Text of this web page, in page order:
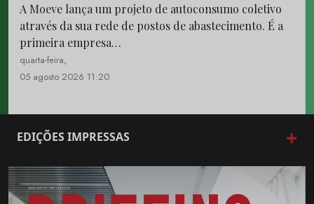
A Moeve lança um projeto de autoconsumo coletivo
através da sua rede de postos de abastecimento. É a
primeira empresa…
quarta-feira,
05 agosto 2026 11:20
EDIÇÕES IMPRESSAS +